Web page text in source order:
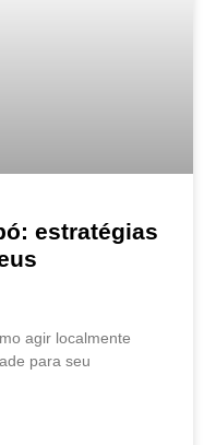
estratégias
agir localmente
para seu